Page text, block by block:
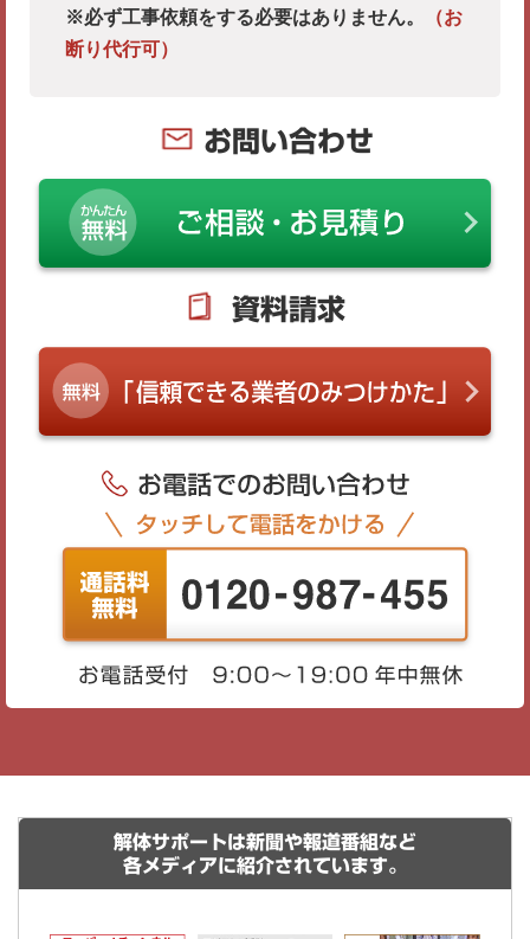
※必ず工事依頼をする必要はありません。
（お
断り代行可）
お問い合わせ
資料請求
解体サポートは新聞や報道番組など
各メディアに紹介されています。